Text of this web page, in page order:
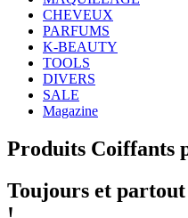
CHEVEUX
PARFUMS
K-BEAUTY
TOOLS
DIVERS
SALE
Magazine
Produits Coiffants
Toujours et